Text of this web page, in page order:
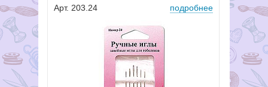
Арт. 203.24 подробнее